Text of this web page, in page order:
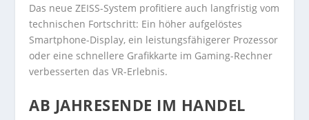
Das neue ZEISS-System profitiere auch langfristig vom
technischen Fortschritt: Ein höher aufgelöstes
Smartphone-Display, ein leistungsfähigerer Prozessor
oder eine schnellere Grafikkarte im Gaming-Rechner
verbesserten das VR-Erlebnis.
AB JAHRESENDE IM HANDEL